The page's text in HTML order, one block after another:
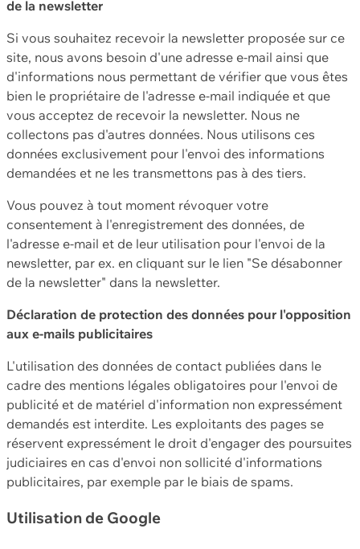
de la newsletter
Si vous souhaitez recevoir la newsletter proposée sur ce
site, nous avons besoin d'une adresse e-mail ainsi que
d'informations nous permettant de vérifier que vous êtes
bien le propriétaire de l'adresse e-mail indiquée et que
vous acceptez de recevoir la newsletter. Nous ne
collectons pas d'autres données. Nous utilisons ces
données exclusivement pour l'envoi des informations
demandées et ne les transmettons pas à des tiers.
Vous pouvez à tout moment révoquer votre
consentement à l'enregistrement des données, de
l'adresse e-mail et de leur utilisation pour l'envoi de la
newsletter, par ex. en cliquant sur le lien "Se désabonner
de la newsletter" dans la newsletter.
Déclaration de protection des données pour l'opposition
aux e-mails publicitaires
L'utilisation des données de contact publiées dans le
cadre des mentions légales obligatoires pour l'envoi de
publicité et de matériel d'information non expressément
demandés est interdite. Les exploitants des pages se
réservent expressément le droit d'engager des poursuites
judiciaires en cas d'envoi non sollicité d'informations
publicitaires, par exemple par le biais de spams.
Utilisation de Google